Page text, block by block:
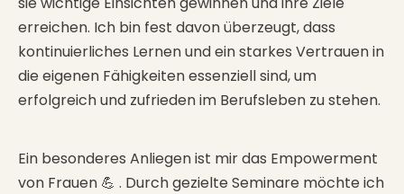
erreichen. Ich bin fest davon überzeugt, dass
kontinuierliches Lernen und ein starkes Vertrauen in
die eigenen Fähigkeiten essenziell sind, um
erfolgreich und zufrieden im Berufsleben zu stehen.
Ein besonderes Anliegen ist mir das Empowerment
von Frauen 💪 . Durch gezielte Seminare möchte ich